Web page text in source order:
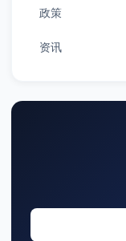
政策
资讯